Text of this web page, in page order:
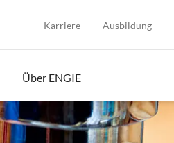
Karriere Ausbildung
Über ENGIE